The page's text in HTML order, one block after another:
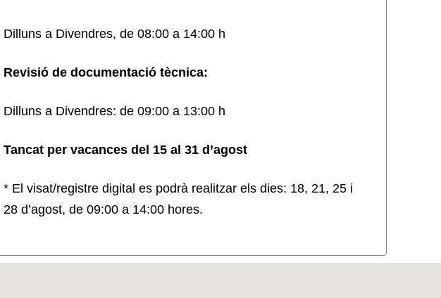
Dilluns a Divendres, de 08:00 a 14:00 h
Revisió de documentació tècnica:
Dilluns a Divendres: de 09:00 a 13:00 h
Tancat per vacances del 15 al 31 d’agost
* El visat/registre digital es podrà realitzar els dies: 18, 21, 25 i
28 d’agost, de 09:00 a 14:00 hores.